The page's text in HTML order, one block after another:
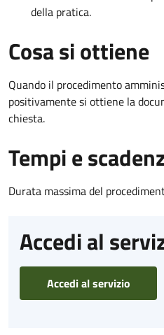
della pratica.
Cosa si ottiene
Quando il procedimento
positivamente si ottiene la
chiesta.
Tempi e
Durata massima del
Accedi al
Accedi al servizio